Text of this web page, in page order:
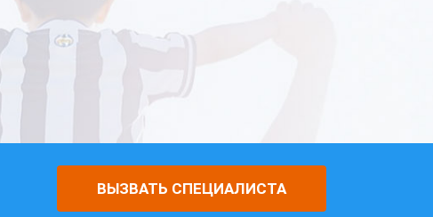
ВЫЗВАТЬ СПЕЦИАЛИСТА